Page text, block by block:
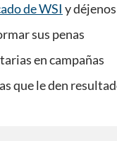
de WSI y déjenos
sus penas
en campañas
que le den